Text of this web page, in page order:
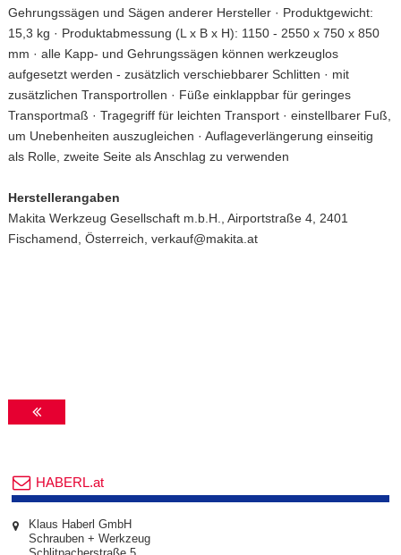
Gehrungssägen und Sägen anderer Hersteller · Produktgewicht:
15,3 kg · Produktabmessung (L x B x H): 1150 - 2550 x 750 x 850
mm · alle Kapp- und Gehrungssägen können werkzeuglos
aufgesetzt werden - zusätzlich verschiebbarer Schlitten · mit
zusätzlichen Transportrollen · Füße einklappbar für geringes
Transportmaß · Tragegriff für leichten Transport · einstellbarer Fuß,
um Unebenheiten auszugleichen · Auflageverlängerung einseitig
als Rolle, zweite Seite als Anschlag zu verwenden
Herstellerangaben
Makita Werkzeug Gesellschaft m.b.H., Airportstraße 4, 2401
Fischamend, Österreich, verkauf@makita.at
HABERL.at
Klaus Haberl GmbH
Schrauben + Werkzeug